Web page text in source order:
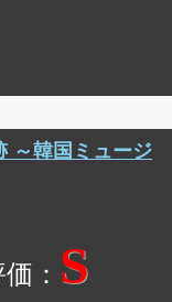
～韓国ミュージ
S